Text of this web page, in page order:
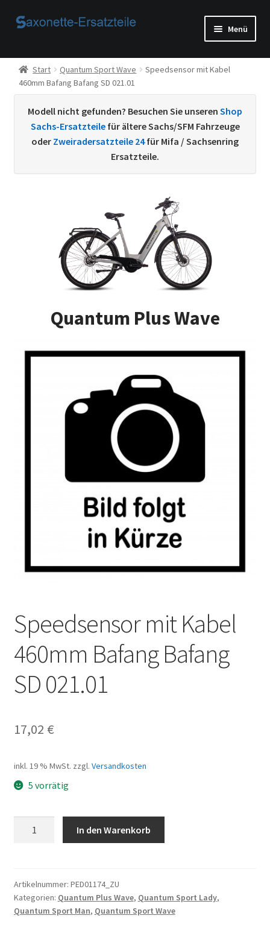
Zur
Zum
Menü
Start
AGB
Beispiel-Seite
Datenschutzerklärung von
Vertrag widerrufen
Widerrufsbelehrung
Start Quantum Sport Wave
Speedsensor mit Kabel
460mm Bafang Bafang SD 021.01
Modell nicht gefunden? Besuchen Sie unseren Shop
Sachs-Ersatzteilefür ältere Sachs/SFM Fahrzeuge
oder Zweiradersatzteile 24für Mifa / Sachsenring
Ersatzteile.
Quantum Plus Wave
Speedsensor mit Kabel
460mm Bafang Bafang
SD 021.01
17,02 €
inkl. 19 % MwSt. zzgl. Versandkosten
5 vorrätig
Bafang
Bafang
SD
In den Warenkorb
Artikelnummer: PED01174_ZU
Kategorien: Quantum Plus Wave, Quantum Sport Lady,
Quantum Sport Man, Quantum Sport Wave